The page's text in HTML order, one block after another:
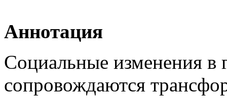
Аннотация
Социальные изменения в
сопровождаются